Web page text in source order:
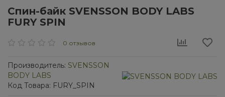
Спин-байк SVENSSON BODY LABS
FURY SPIN
0 отзывов
Производитель: SVENSSON
BODY LABS
Код Товара: FURY_SPIN